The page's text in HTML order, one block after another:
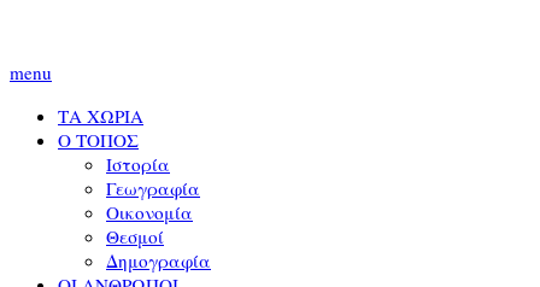
menu
ΤΑ ΧΩΡΙΑ
Ο ΤΟΠΟΣ
Ιστορία
Γεωγραφία
Οικονομία
Θεσμοί
Δημογραφία